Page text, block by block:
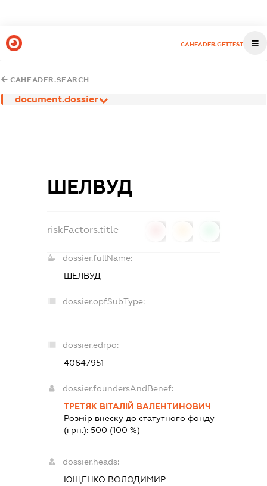
CAHEADER.GETTEST
CAHEADER.SEARCH
document.dossier
ШЕЛВУД
riskFactors.title
dossier.fullName:
ШЕЛВУД
dossier.opfSubType:
-
dossier.edrpo:
40647951
dossier.foundersAndBenef:
ТРЕТЯК ВІТАЛІЙ ВАЛЕНТИНОВИЧ
Розмір внеску до статутного фонду
(грн.): 500 (100 %)
dossier.heads:
ЮЩЕНКО ВОЛОДИМИР